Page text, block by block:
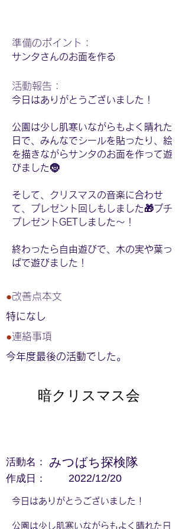
​準備のポイント：
サンタさんのお面を作る
活動報告：
今日はありがとうございました！
公園は少し肌寒いながらもよく晴れた
日で、みんなでシールを貼ったり、絵
を描きながらサンタのお面を作って遊
びました🤶
そして、クリスマスの音楽に合わせ
て、プレゼント回しもしました🎁プチ
プレゼントGETしました〜！
終わったら自由遊びで、木の実や葉っ
ぱで遊びました！
●改善点本文
特になし
●連絡事項
今年度最後の活動でした。
暗クリスマス会
活動名： みつばち探検隊
作成日： 2022/12/20
今日はありがとうございました！
公園は少し肌寒いながらもよく晴れた日